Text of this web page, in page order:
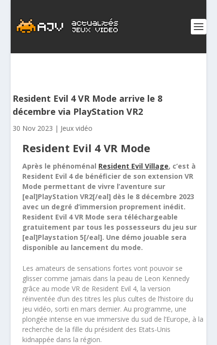
Resident Evil 4 VR Mode arrive le 8
décembre via PlayStation VR2
30 Nov 2023 | Jeux vidéo
Resident Evil 4 VR Mode
Après le phénoménal Resident Evil Village, c’est à
Resident Evil 4 de bénéficier de son extension VR
Mode permettant de vivre l’aventure sur
[eal]PlayStation VR2[/eal] dès le 8 décembre 2023
avec un degré d’immersion proprement inédit.
Resident Evil 4 VR Mode sera téléchargeable
gratuitement par tous les possesseurs du jeu sur
[eal]Playstation 5[/eal]. Une démo jouable sera
disponible au lancement du mode.
Les amateurs de sensations fortes vont pouvoir se
glisser comme jamais dans la peau de Leon Kennedy
grâce au mode VR de Resident Evil 4, la version
réinventée d’un des titres les plus cultes de l’histoire du
jeu vidéo, sorti en mars dernier. Au programme, une
plongée intense en vue immersive du sud de l’Europe, à la
recherche de la fille du président des Etats-Unis
kidnappée dans la région.